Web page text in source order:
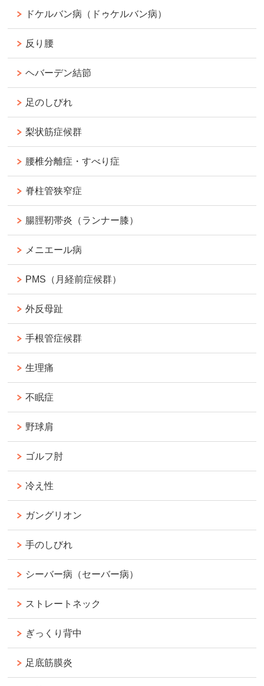
ドケルバン病（ドゥケルバン病）
反り腰
ヘバーデン結節
足のしびれ
梨状筋症候群
腰椎分離症・すべり症
脊柱管狭窄症
腸脛靭帯炎（ランナー膝）
メニエール病
PMS（月経前症候群）
外反母趾
手根管症候群
生理痛
不眠症
野球肩
ゴルフ肘
冷え性
ガングリオン
手のしびれ
シーバー病（セーバー病）
ストレートネック
ぎっくり背中
足底筋膜炎